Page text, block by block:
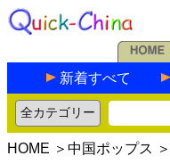
新着すべて
HOME ＞ 中国ポップス ＞